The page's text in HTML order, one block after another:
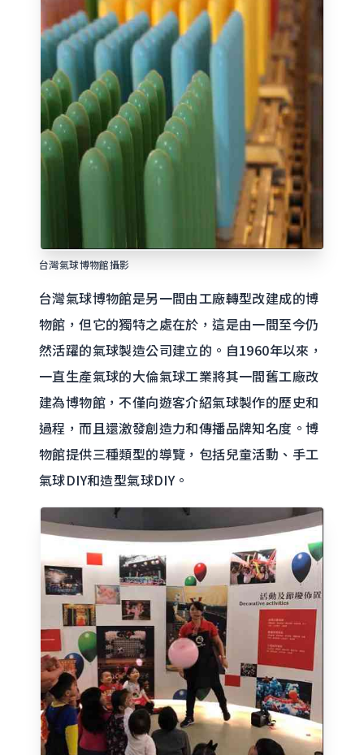
台灣氣球博物館攝影
台灣氣球博物館是另一間由工廠轉型改建成的博
物館，但它的獨特之處在於，這是由一間至今仍
然活躍的氣球製造公司建立的。自1960年以來，
一直生產氣球的大倫氣球工業將其一間舊工廠改
建為博物館，不僅向遊客介紹氣球製作的歷史和
過程，而且還激發創造力和傳播品牌知名度。博
物館提供三種類型的導覽，包括兒童活動、手工
氣球DIY和造型氣球DIY。